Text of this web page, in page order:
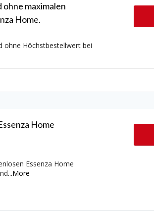
maximalen
Home.
ohne Höchstbestellwert bei
Home
Essenza Home
...More